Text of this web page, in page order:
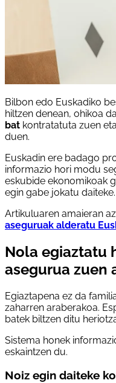
Bilbon edo Euskadiko
hiltzen denean, ohikoa
bat kontratatuta zuen
duen.
Euskadin ere badago
informazio hori modu
eskubide ekonomikoak
egin gabe jokatu daiteke.
Artikuluaren amaieran
aseguruak alderatu
Nola egiaztatu
asegurua zuen
Egiaztapena ez da
zaharren araberakoa.
batek biltzen ditu
Sistema honek
eskaintzen du.
Noiz egin daiteke